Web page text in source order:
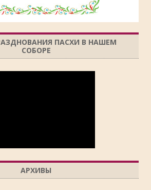
ПАСХИ В НАШЕМ
СОБОРЕ
АРХИВЫ